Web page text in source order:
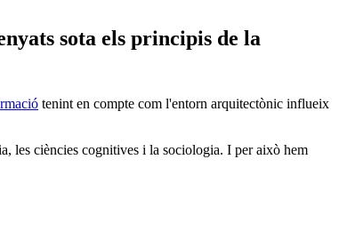
sota els principis de la
tenint en compte com l'entorn arquitectònic influeix
les ciències cognitives i la sociologia. I per això hem